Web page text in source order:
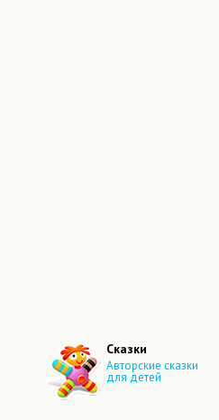
Сказки
Авторские сказки
для детей